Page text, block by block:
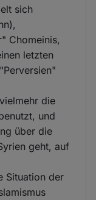
sich
Chomeinis,
letzten
die
und
über die
geht, auf
Situation der